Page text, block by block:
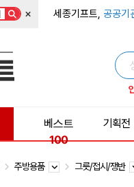
× 세종기프트, 공공기
베스트
100
기획전
주방용품 그릇/접시/쟁반